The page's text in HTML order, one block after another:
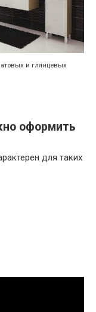
и глянцевых
оформить
для таких